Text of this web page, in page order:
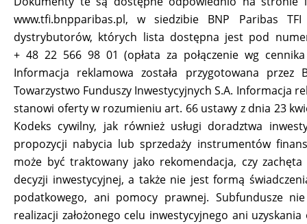
www.tfi.bnpparibas.pl, w siedzibie BNP Paribas
dystrybutorów, których lista dostępna jest pod
+ 48 22 566 98 01 (opłata za połączenie wg
Informacja reklamowa została przygotowana przez
Towarzystwo Funduszy Inwestycyjnych S.A. Informacja
stanowi oferty w rozumieniu art. 66 ustawy z dnia 23
Kodeks cywilny, jak również usługi doradztwa
propozycji nabycia lub sprzedaży instrumentów
może być traktowany jako rekomendacja, czy
decyzji inwestycyjnej, a także nie jest formą
podatkowego, ani pomocy prawnej. Subfundusze
realizacji założonego celu inwestycyjnego ani